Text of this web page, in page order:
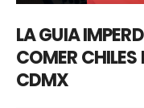
LA GUIA
COMER
CDMX